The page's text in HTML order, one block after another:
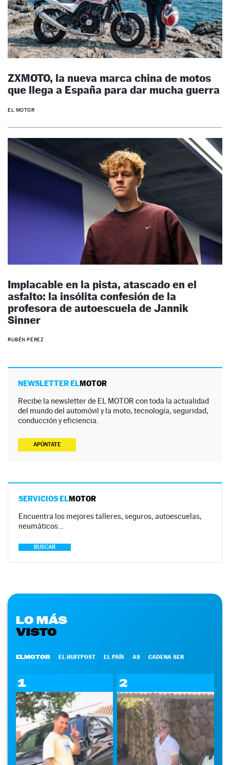
ZXMOTO, la nueva marca china de motos
que llega a España para dar mucha guerra
EL MOTOR
Implacable en la pista, atascado en el
asfalto: la insólita confesión de la
profesora de autoescuela de Jannik
Sinner
RUBÉN PÉREZ
NEWSLETTER ELMOTOR
Recibe la newsletter de EL MOTOR con toda la actualidad
del mundo del automóvil y la moto, tecnología, seguridad,
conducción y eficiencia.
APÚNTATE
SERVICIOS ELMOTOR
Encuentra los mejores talleres, seguros, autoescuelas,
neumáticos…
BUSCAR
LO MÁS
VISTO
ELMOTOR EL HUFFPOST EL PAÍS AS CADENA SER
1 2